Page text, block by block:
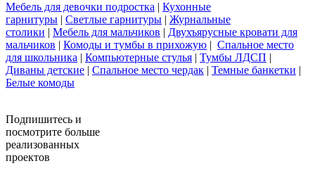
Мебель для девочки подростка
Кухонные
гарнитуры
Светлые гарнитуры
Журнальные
столики
Мебель для мальчиков
Двухъярусные кровати для
мальчиков
Комоды и тумбы в прихожую
Спальное место
для школьника
Компьютерные стулья Тумбы ЛДСП
Диваны детские
Спальное место чердак Темные банкетки
Белые комоды
Подпишитесь и
посмотрите больше
реализованных
проектов